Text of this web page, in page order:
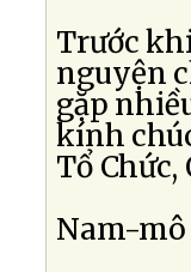
Trước
nguyện
gặp
kính
Tổ Chức,
Nam-mô